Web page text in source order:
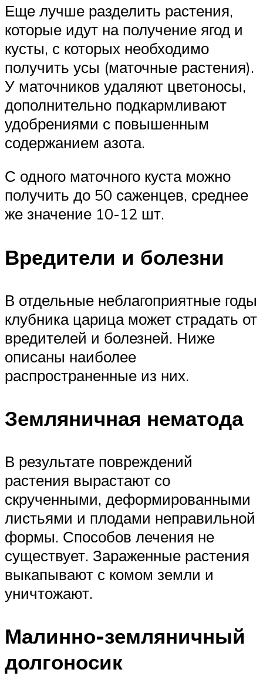
Еще лучше разделить растения,
которые идут на получение ягод и
кусты, с которых необходимо
получить усы (маточные растения).
У маточников удаляют цветоносы,
дополнительно подкармливают
удобрениями с повышенным
содержанием азота.
С одного маточного куста можно
получить до 50 саженцев, среднее
же значение 10-12 шт.
Вредители и болезни
В отдельные неблагоприятные годы
клубника царица может страдать от
вредителей и болезней. Ниже
описаны наиболее
распространенные из них.
Земляничная нематода
В результате повреждений
растения вырастают со
скрученными, деформированными
листьями и плодами неправильной
формы. Способов лечения не
существует. Зараженные растения
выкапывают с комом земли и
уничтожают.
Малинно-земляничный
долгоносик